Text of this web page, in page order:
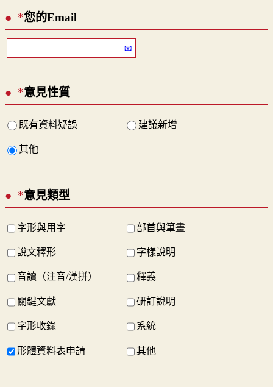
*您的Email
*意見性質
既有資料疑誤 建議新增
其他
*意見類型
字形與用字 部首與筆畫
說文釋形 字樣說明
音讀（注音/漢拼） 釋義
關鍵文獻 研訂說明
字形收錄 系統
形體資料表申請 其他